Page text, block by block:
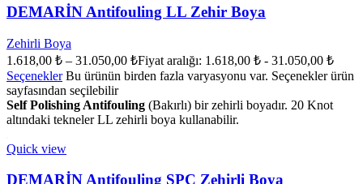
DEMARİN Antifouling LL Zehir Boya
Zehirli Boya
1.618,00 ₺ – 31.050,00 ₺Fiyat aralığı: 1.618,00 ₺ - 31.050,00 ₺
Seçenekler Bu ürünün birden fazla varyasyonu var. Seçenekler ürün
sayfasından seçilebilir
Self Polishing Antifouling (Bakırlı) bir zehirli boyadır. 20 Knot
altındaki tekneler LL zehirli boya kullanabilir.
Quick view
DEMARİN Antifouling SPC Zehirli Boya